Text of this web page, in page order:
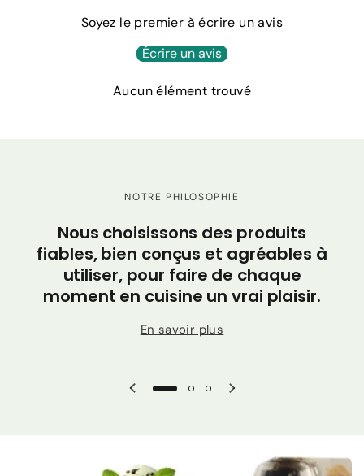
Soyez le premier à écrire un avis
Écrire un avis
Aucun élément trouvé
NOTRE PHILOSOPHIE
Nous choisissons des produits
fiables, bien conçus et agréables à
utiliser, pour faire de chaque
moment en cuisine un vrai plaisir.
En savoir plus